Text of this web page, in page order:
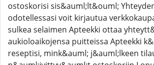
ostoskorisi sis&auml;lt&ouml;
odotellessasi voit kirjautua
sulkea selaimen Apteekki ottaa
aukioloaikojensa puitteissa Apteekki
reseptisi, mink&auml; j&auml;lkeen